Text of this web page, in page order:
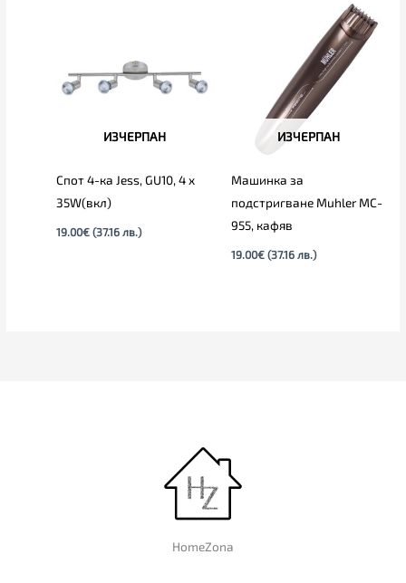
ИЗЧЕРПАН
Спот 4-ка Jess, GU10, 4 x
35W(вкл)
19.00€ (37.16 лв.)
ИЗЧЕРПАН
Машинка за
подстригване Muhler MC-
955, кафяв
19.00€ (37.16 лв.)
HomeZona